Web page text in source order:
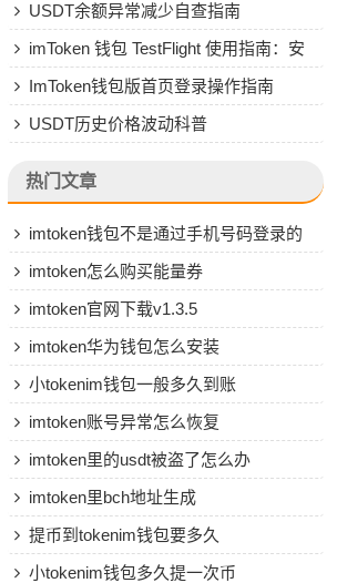
USDT余额异常减少自查指南
imToken 钱包 TestFlight 使用指南：安
全安装与风险防范
ImToken钱包版首页登录操作指南
USDT历史价格波动科普
热门文章
imtoken钱包不是通过手机号码登录的
吗imtoken怎么购买能量券
imtoken官网下载v1.3.5
imtoken华为钱包怎么安装
小tokenim钱包一般多久到账
imtoken账号异常怎么恢复
imtoken里的usdt被盗了怎么办
imtoken里bch地址生成
提币到tokenim钱包要多久
小tokenim钱包多久提一次币